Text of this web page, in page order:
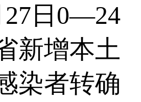
日0—24
新增本土
染者转确